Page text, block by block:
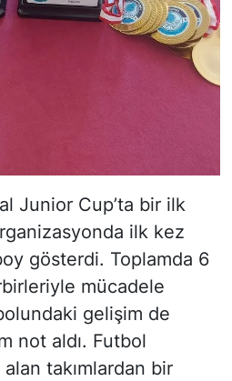
Junior Cup’ta bir ilk
ilk kez
gösterdi. Toplamda 6
mücadele
gelişim de
not aldı. Futbol
takımlardan bir